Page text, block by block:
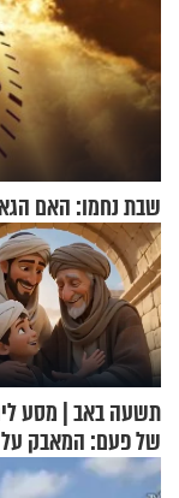
שבת נחמו: האם
תשעה באב | מסע
של פעם: המאבק על